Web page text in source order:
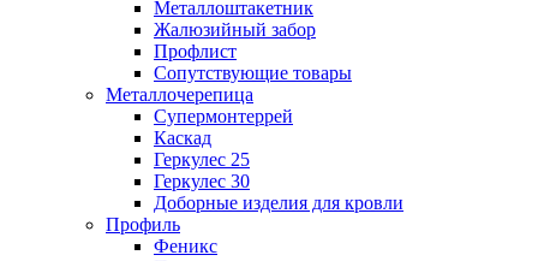
Металлоштакетник
Жалюзийный забор
Профлист
Сопутствующие товары
Металлочерепица
Супермонтеррей
Каскад
Геркулес 25
Геркулес 30
Доборные изделия для кровли
Профиль
Феникс